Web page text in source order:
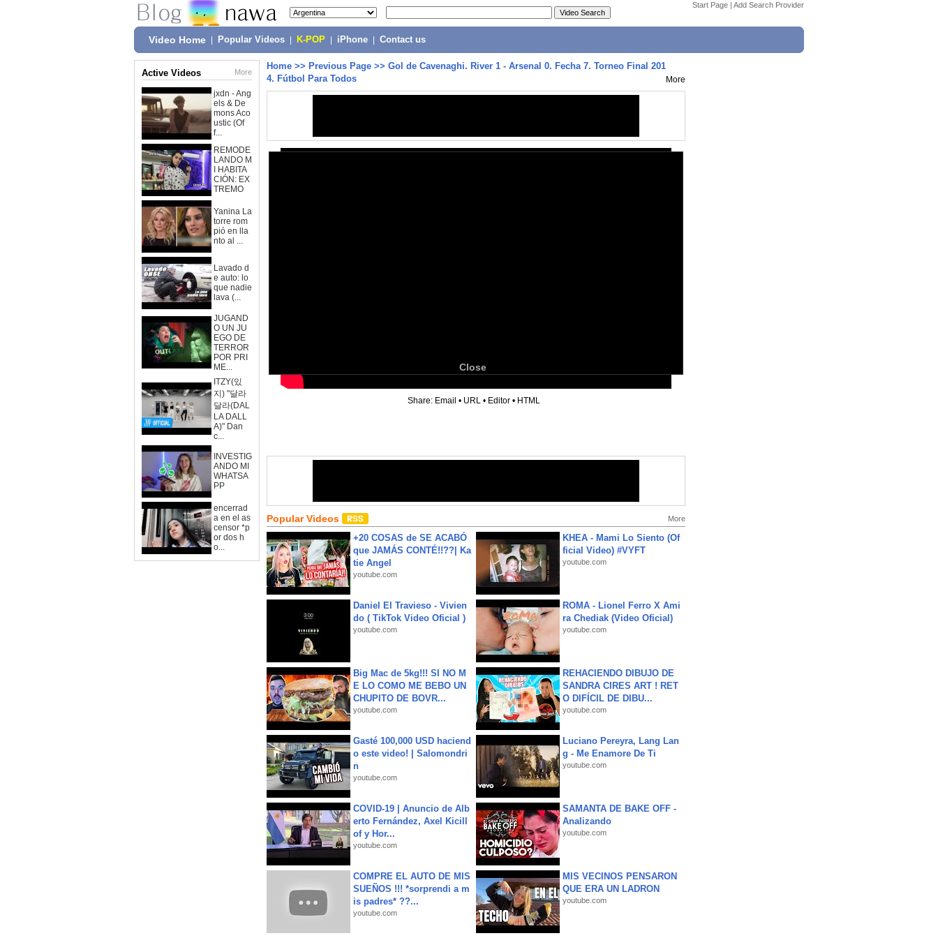
Start Page | Add Search Provider
Video Home Popular Videos K-POP iPhone Contact us
Active Videos More
jxdn - Ang
els & De
mons Aco
ustic (Of
f...
REMODE
LANDO M
I HABITA
CIÓN: EX
TREMO
Yanina La
torre rom
pió en lla
nto al ...
Lavado d
e auto: lo
que nadie
lava (...
JUGAND
O UN JU
EGO DE
TERROR
POR PRI
ME...
ITZY(있
지) "달라
달라(DAL
LA DALL
A)" Dan
c...
INVESTIG
ANDO MI
WHATSA
PP
encerrad
a en el as
censor *p
or dos h
o...
Home >> Previous Page >> Gol de Cavenaghi. River 1 - Arsenal 0. Fecha 7. Torneo Final 201
4. Fútbol Para Todos
More
Close
Share: Email • URL • Editor • HTML
Popular Videos More
+20 COSAS de SE ACABÓ
que JAMÁS CONTÉ!!??| Ka
tie Angel
youtube.com
KHEA - Mami Lo Siento (Of
ficial Video) #VYFT
youtube.com
Daniel El Travieso - Vivien
do ( TikTok Video Oficial )
youtube.com
ROMA - Lionel Ferro X Ami
ra Chediak (Video Oficial)
youtube.com
Big Mac de 5kg!!! SI NO M
E LO COMO ME BEBO UN
CHUPITO DE BOVR...
youtube.com
REHACIENDO DIBUJO DE
SANDRA CIRES ART ! RET
O DIFÍCIL DE DIBU...
youtube.com
Gasté 100,000 USD haciend
o este video! | Salomondri
n
youtube.com
Luciano Pereyra, Lang Lan
g - Me Enamore De Ti
youtube.com
COVID-19 | Anuncio de Alb
erto Fernández, Axel Kicill
of y Hor...
youtube.com
SAMANTA DE BAKE OFF -
Analizando
youtube.com
COMPRE EL AUTO DE MIS
SUEÑOS !!! *sorprendi a m
is padres* ??...
youtube.com
MIS VECINOS PENSARON
QUE ERA UN LADRON
youtube.com